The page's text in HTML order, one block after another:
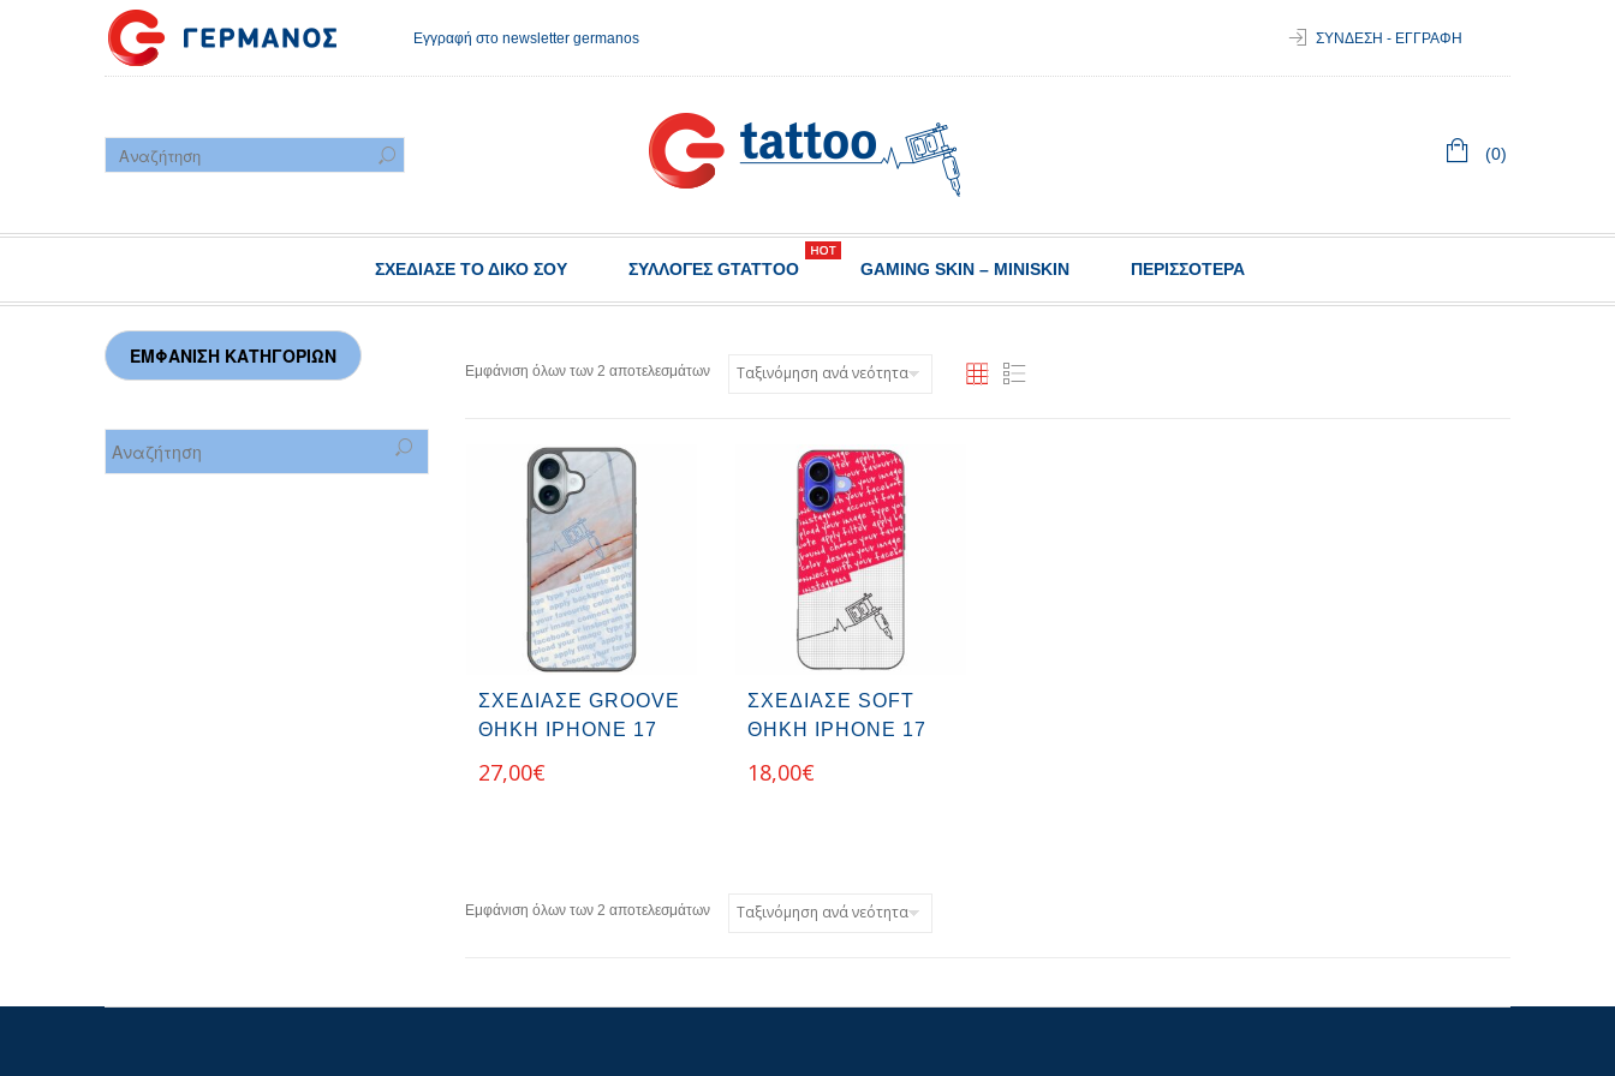
Εγγραφή στο newsletter germanos ΣΥΝΔΕΣΗ - ΕΓΓΡΑΦΗ
(0)
ΣΧΕΔΊΑΣΕ ΤΟ ΔΙΚΌ ΣΟΥ ΣΥΛΛΟΓΈΣ GTATTOO GAMING SKIN – MINISKIN ΠΕΡΙΣΣΟΤΕΡΑ
Εμφάνιση όλων των 2 αποτελεσμάτων
ΣΧΕΔΊΑΣΕ GROOVE
ΘΉΚΗ IPHONE 17
27,00€
ΣΧΕΔΊΑΣΕ SOFT
ΘΉΚΗ IPHONE 17
18,00€
Εμφάνιση όλων των 2 αποτελεσμάτων